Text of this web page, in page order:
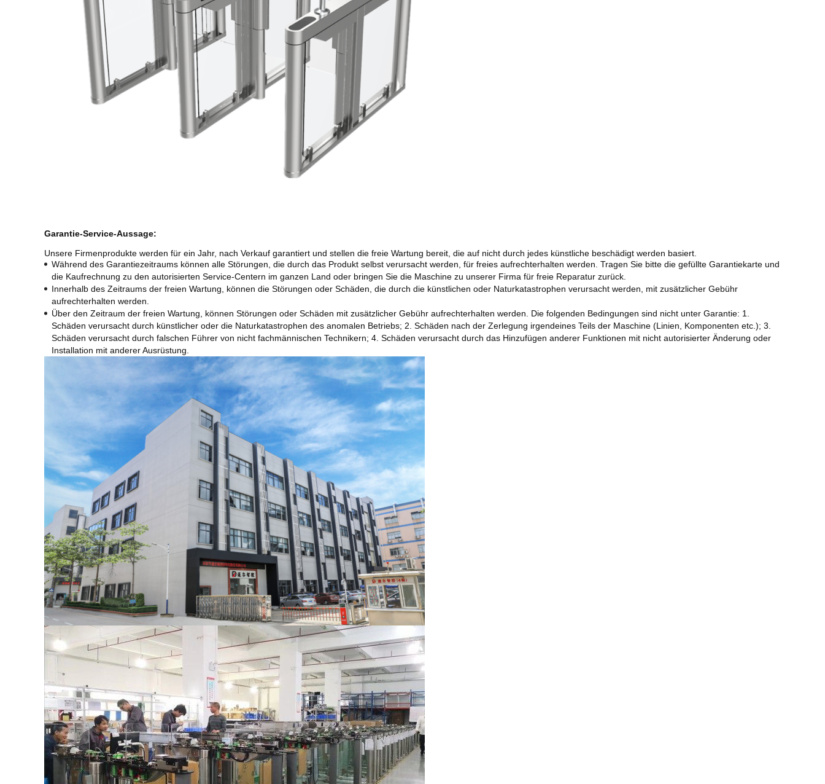
Garantie-Service-Aussage:
Unsere Firmenprodukte werden für ein Jahr, nach Verkauf garantiert und stellen die freie Wartung bereit, die auf nicht durch jedes künstliche beschädigt werden basiert.
Während des Garantiezeitraums können alle Störungen, die durch das Produkt selbst verursacht werden, für freies aufrechterhalten werden. Tragen Sie bitte die gefüllte Garantiekarte und
die Kaufrechnung zu den autorisierten Service-Centern im ganzen Land oder bringen Sie die Maschine zu unserer Firma für freie Reparatur zurück.
Innerhalb des Zeitraums der freien Wartung, können die Störungen oder Schäden, die durch die künstlichen oder Naturkatastrophen verursacht werden, mit zusätzlicher Gebühr
aufrechterhalten werden.
Über den Zeitraum der freien Wartung, können Störungen oder Schäden mit zusätzlicher Gebühr aufrechterhalten werden. Die folgenden Bedingungen sind nicht unter Garantie: 1.
Schäden verursacht durch künstlicher oder die Naturkatastrophen des anomalen Betriebs; 2. Schäden nach der Zerlegung irgendeines Teils der Maschine (Linien, Komponenten etc.); 3.
Schäden verursacht durch falschen Führer von nicht fachmännischen Technikern; 4. Schäden verursacht durch das Hinzufügen anderer Funktionen mit nicht autorisierter Änderung oder
Installation mit anderer Ausrüstung.